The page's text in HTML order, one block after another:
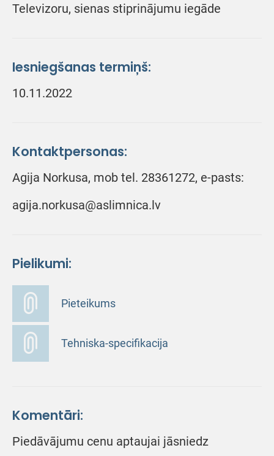
Televizoru, sienas stiprinājumu iegāde
Iesniegšanas termiņš:
10.11.2022
Kontaktpersonas:
Agija Norkusa, mob tel. 28361272, e-pasts:
agija.norkusa@aslimnica.lv
Pielikumi:
Pieteikums
Tehniska-specifikacija
Komentāri:
Piedāvājumu cenu aptaujai jāsniedz